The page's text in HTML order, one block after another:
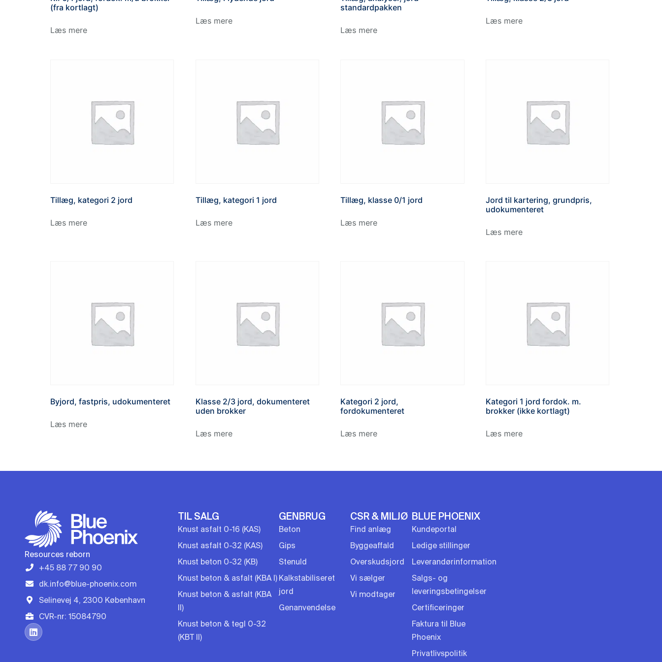
(fra kortlagt)
Læs mere
Læs mere
standardpakken
Læs mere
Læs mere
Tillæg, kategori 2 jord
Læs mere
Tillæg, kategori 1 jord
Læs mere
Tillæg, klasse 0/1 jord
Læs mere
Jord til kartering, grundpris,
udokumenteret
Læs mere
Byjord, fastpris, udokumenteret
Læs mere
Klasse 2/3 jord, dokumenteret
uden brokker
Læs mere
Kategori 2 jord,
fordokumenteret
Læs mere
Kategori 1 jord fordok. m.
brokker (ikke kortlagt)
Læs mere
Resources reborn
+45 88 77 90 90
dk.info@blue-phoenix.com
Selinevej 4, 2300 København
CVR-nr: 15084790
TIL SALG
Knust asfalt 0-16 (KAS)
Knust asfalt 0-32 (KAS)
Knust beton 0-32 (KB)
Knust beton & asfalt (KBA I)
Knust beton & asfalt (KBA
II)
Knust beton & tegl 0-32
(KBT II)
GENBRUG
Beton
Gips
Stenuld
Kalkstabiliseret
jord
Genanvendelse
CSR & MILJØ
Find anlæg
Byggeaffald
Overskudsjord
Vi sælger
Vi modtager
BLUE PHOENIX
Kundeportal
Ledige stillinger
Leverandørinformation
Salgs- og
leveringsbetingelser
Certificeringer
Faktura til Blue
Phoenix
Privatlivspolitik